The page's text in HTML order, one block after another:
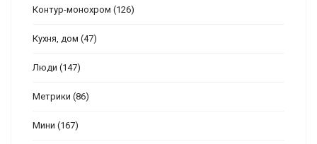
Контур-монохром (126)
Кухня, дом (47)
Люди (147)
Метрики (86)
Мини (167)